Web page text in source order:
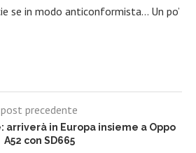
se in modo anticonformista… Un po’
post precedente
arriverà in Europa insieme a Oppo
A52 con SD665